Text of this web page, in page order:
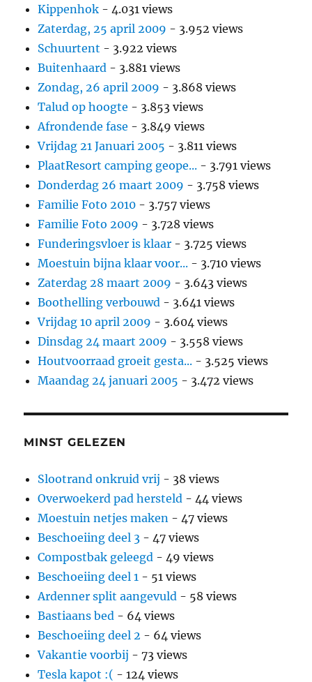
Kippenhok - 4.031 views
Zaterdag, 25 april 2009 - 3.952 views
Schuurtent - 3.922 views
Buitenhaard - 3.881 views
Zondag, 26 april 2009 - 3.868 views
Talud op hoogte - 3.853 views
Afrondende fase - 3.849 views
Vrijdag 21 Januari 2005 - 3.811 views
PlaatResort camping geope... - 3.791 views
Donderdag 26 maart 2009 - 3.758 views
Familie Foto 2010 - 3.757 views
Familie Foto 2009 - 3.728 views
Funderingsvloer is klaar - 3.725 views
Moestuin bijna klaar voor... - 3.710 views
Zaterdag 28 maart 2009 - 3.643 views
Boothelling verbouwd - 3.641 views
Vrijdag 10 april 2009 - 3.604 views
Dinsdag 24 maart 2009 - 3.558 views
Houtvoorraad groeit gesta... - 3.525 views
Maandag 24 januari 2005 - 3.472 views
MINST GELEZEN
Slootrand onkruid vrij - 38 views
Overwoekerd pad hersteld - 44 views
Moestuin netjes maken - 47 views
Beschoeiing deel 3 - 47 views
Compostbak geleegd - 49 views
Beschoeiing deel 1 - 51 views
Ardenner split aangevuld - 58 views
Bastiaans bed - 64 views
Beschoeiing deel 2 - 64 views
Vakantie voorbij - 73 views
Tesla kapot :( - 124 views